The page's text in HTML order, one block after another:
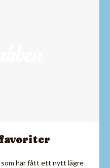
som har fått ett nytt lägre